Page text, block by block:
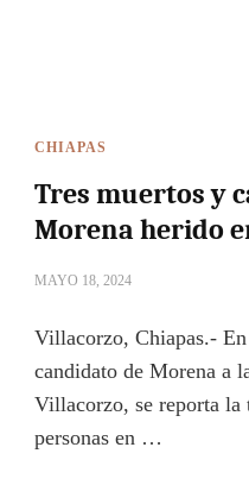
CHIAPAS
Tres muertos y
Morena herido
MAYO 18, 2024
Villacorzo, Chiapas.-
candidato de Morena a
Villacorzo, se reporta la
personas en …